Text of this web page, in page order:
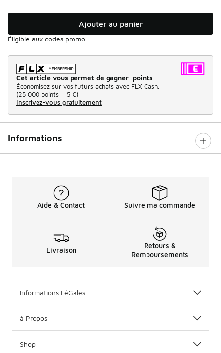
Ajouter au panier
Éligible aux codes promo
Cet article vous permet de gagner points
Économisez sur vos futurs achats avec FLX Cash.
(25 000 points = 5 €)
Inscrivez-vous gratuitement
Informations
Aide & Contact Suivre ma commande
Livraison
Retours &
Remboursements
Informations LéGales
à Propos
Shop